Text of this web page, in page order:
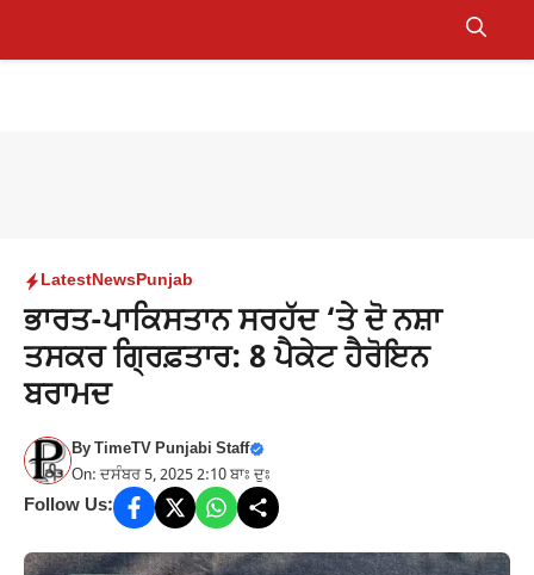
Menu
LatestNewsPunjab
ਭਾਰਤ-ਪਾਕਿਸਤਾਨ ਸਰਹੱਦ ‘ਤੇ ਦੋ ਨਸ਼ਾ
ਤਸਕਰ ਗ੍ਰਿਫ਼ਤਾਰ: 8 ਪੈਕੇਟ ਹੈਰੋਇਨ
ਬਰਾਮਦ
ByTimeTV Punjabi Staff
On: ਦਸੰਬਰ 5, 2025 2:10 ਬਾਃ ਦੁਃ
Follow Us: